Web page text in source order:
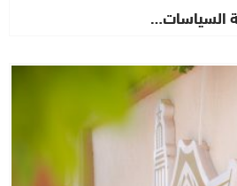
السياسات…